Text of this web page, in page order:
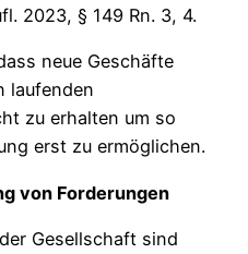
2023, § 149 Rn. 3, 4.
neue Geschäfte
laufenden
zu erhalten um so
erst zu ermöglichen.
von Forderungen
Gesellschaft sind